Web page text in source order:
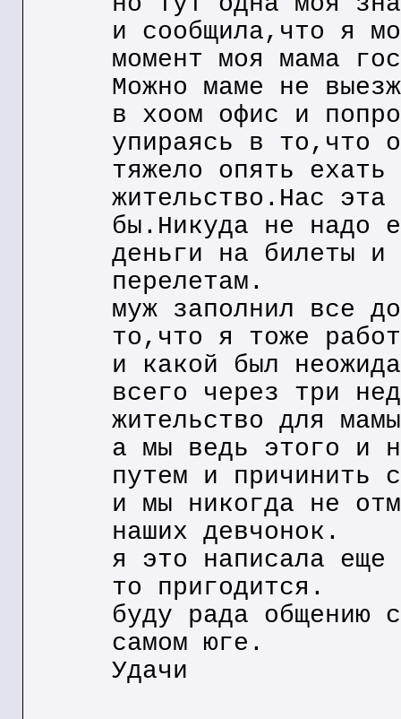
и сообщила,что я
момент моя мама
Можно маме не
в хоом офис и
упираясь в то,что
тяжело опять
жительство.Нас эта
бы.Никуда не надо
деньги на билеты и
перелетам.
муж заполнил все
то,что я тоже
и какой был
всего через три
жительство для
а мы ведь этого и
путем и причинить
и мы никогда не
наших девчонок.
я это написала
то пригодится.
буду рада общению
самом юге.
Удачи